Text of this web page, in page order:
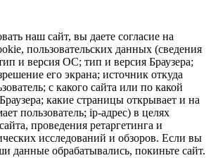
наш сайт, вы даете согласие на
пользовательских данных (сведения
и версия ОС; тип и версия Браузера;
его экрана; источник откуда
с какого сайта или по какой
какие страницы открывает и на
пользователь; ip-адрес) в целях
проведения ретаргетинга и
исследований и обзоров. Если вы
данные обрабатывались, покиньте сайт.